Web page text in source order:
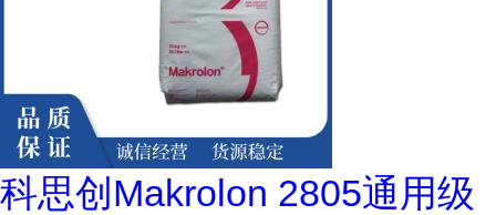
科思创Makrolon 2805通用级